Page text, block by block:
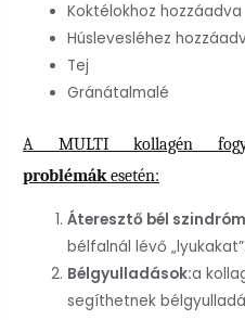
Koktélokhoz hozzáadva
Húslevesléhez
Tej
Gránátalmalé
A MULTI kollagén
problémákesetén:
Áteresztő bél
bélfalnál lévő „lyukakat”.
Bélgyulladások:a
segíthetnek